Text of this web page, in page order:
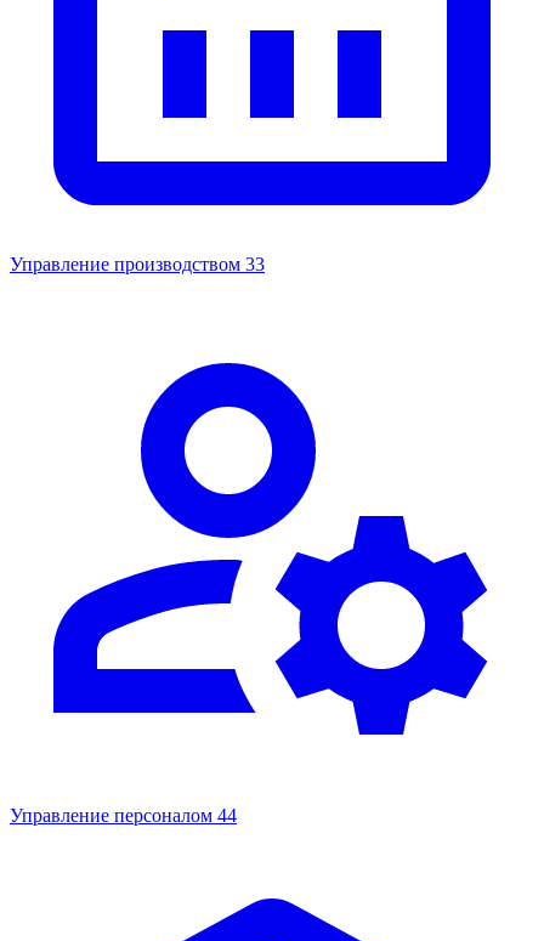
Управление производством 33
Управление персоналом 44